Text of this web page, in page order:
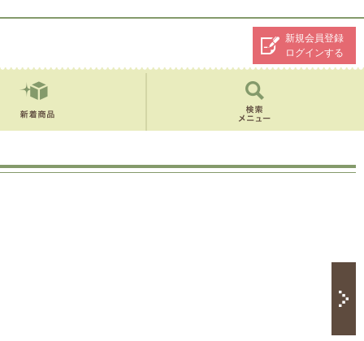
新規会員登録
ログインする